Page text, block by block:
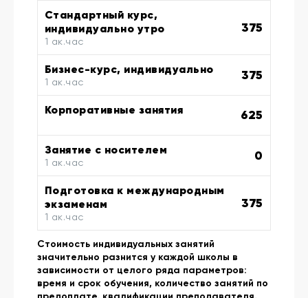
Стандартный курс,
индивидуально утро
1 ак.час
375
Бизнес-курс, индивидуально
1 ак.час 375
Корпоративные занятия 625
Занятие с носителем
1 ак.час 0
Подготовка к международным
экзаменам
1 ак.час
375
Стоимость индивидуальных занятий
значительно разнится у каждой школы в
зависимости от целого ряда параметров:
время и срок обучения, количество занятий по